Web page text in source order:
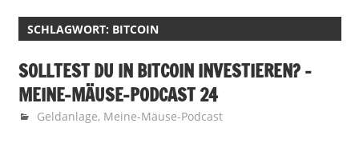
·
Leben
SCHLAGWORT: BITCOIN
SOLLTEST DU IN BITCOIN INVESTIEREN? –
MEINE-MÄUSE-PODCAST 24
29. Juni 2021
Finanzglück
Geldanlage, Meine-Mäuse-Podcast